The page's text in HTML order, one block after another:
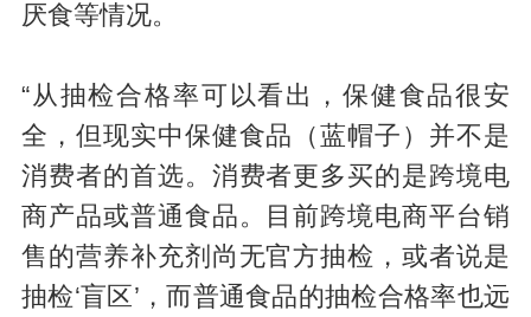
厌食等情况。
“从抽检合格率可以看出，保健食品很安
全，但现实中保健食品（蓝帽子）并不是
消费者的首选。消费者更多买的是跨境电
商产品或普通食品。目前跨境电商平台销
售的营养补充剂尚无官方抽检，或者说是
抽检‘盲区’，而普通食品的抽检合格率也远